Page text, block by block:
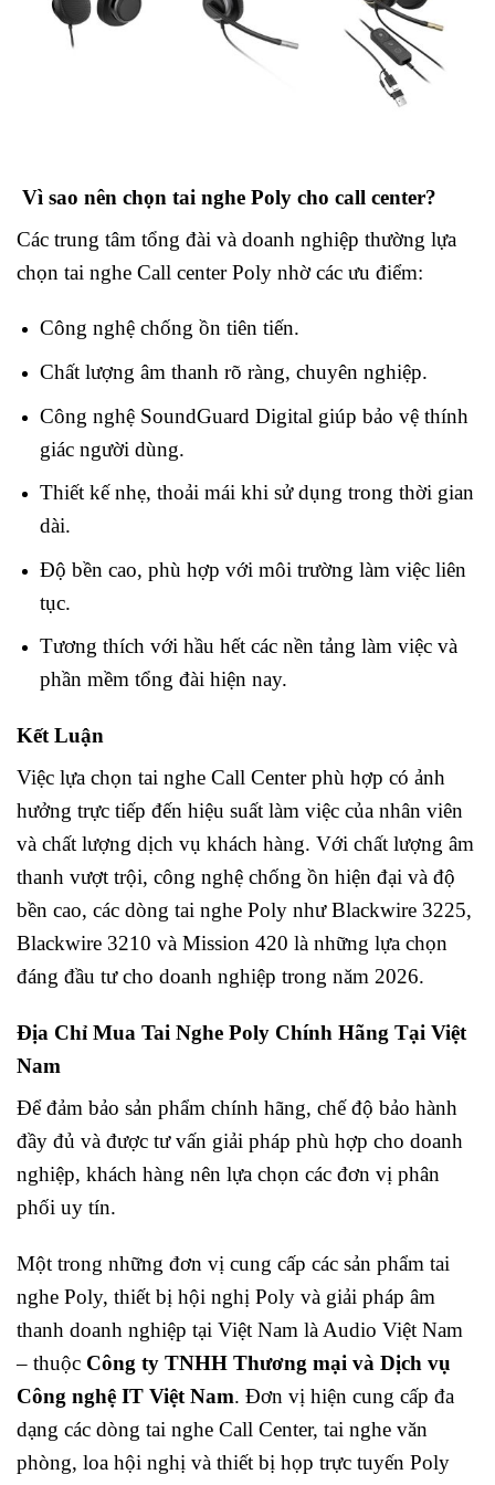
Vì sao nên chọn tai nghe Poly cho call center?
Các trung tâm tổng đài và doanh nghiệp thường lựa
chọn tai nghe Call center Poly nhờ các ưu điểm:
Công nghệ chống ồn tiên tiến.
Chất lượng âm thanh rõ ràng, chuyên nghiệp.
Công nghệ SoundGuard Digital giúp bảo vệ thính
giác người dùng.
Thiết kế nhẹ, thoải mái khi sử dụng trong thời gian
dài.
Độ bền cao, phù hợp với môi trường làm việc liên
tục.
Tương thích với hầu hết các nền tảng làm việc và
phần mềm tổng đài hiện nay.
Kết Luận
Việc lựa chọn tai nghe Call Center phù hợp có ảnh
hưởng trực tiếp đến hiệu suất làm việc của nhân viên
và chất lượng dịch vụ khách hàng. Với chất lượng âm
thanh vượt trội, công nghệ chống ồn hiện đại và độ
bền cao, các dòng tai nghe Poly như Blackwire 3225,
Blackwire 3210 và Mission 420 là những lựa chọn
đáng đầu tư cho doanh nghiệp trong năm 2026.
Địa Chỉ Mua Tai Nghe Poly Chính Hãng Tại Việt
Nam
Để đảm bảo sản phẩm chính hãng, chế độ bảo hành
đầy đủ và được tư vấn giải pháp phù hợp cho doanh
nghiệp, khách hàng nên lựa chọn các đơn vị phân
phối uy tín.
Một trong những đơn vị cung cấp các sản phẩm tai
nghe Poly, thiết bị hội nghị Poly và giải pháp âm
thanh doanh nghiệp tại Việt Nam là Audio Việt Nam
– thuộc Công ty TNHH Thương mại và Dịch vụ
Công nghệ IT Việt Nam. Đơn vị hiện cung cấp đa
dạng các dòng tai nghe Call Center, tai nghe văn
phòng, loa hội nghị và thiết bị họp trực tuyến Poly